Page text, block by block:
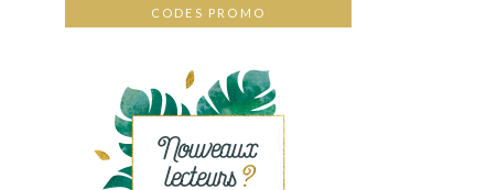
CODES PROMO